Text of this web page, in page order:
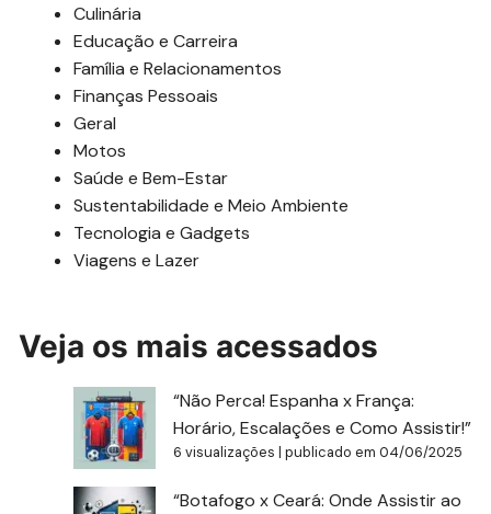
Culinária
Educação e Carreira
Família e Relacionamentos
Finanças Pessoais
Geral
Motos
Saúde e Bem-Estar
Sustentabilidade e Meio Ambiente
Tecnologia e Gadgets
Viagens e Lazer
Veja os mais acessados
“Não Perca! Espanha x França:
Horário, Escalações e Como Assistir!”
6 visualizações |publicado em 04/06/2025
“Botafogo x Ceará: Onde Assistir ao